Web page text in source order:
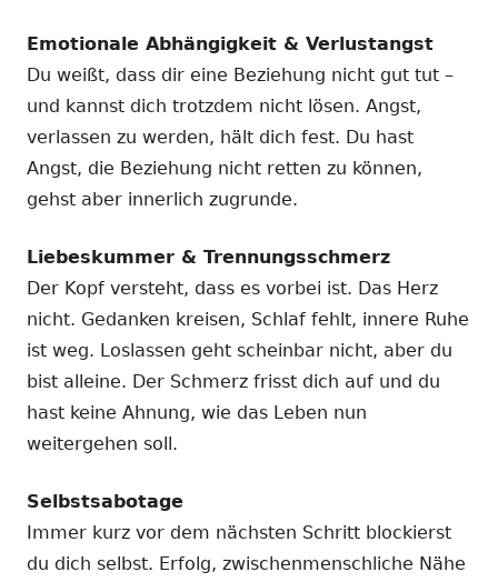
Emotionale Abhängigkeit & Verlustangst
Du weißt, dass dir eine Beziehung nicht gut tut –
und kannst dich trotzdem nicht lösen. Angst,
verlassen zu werden, hält dich fest. Du hast
Angst, die Beziehung nicht retten zu können,
gehst aber innerlich zugrunde.
Liebeskummer & Trennungsschmerz
Der Kopf versteht, dass es vorbei ist. Das Herz
nicht. Gedanken kreisen, Schlaf fehlt, innere Ruhe
ist weg. Loslassen geht scheinbar nicht, aber du
bist alleine. Der Schmerz frisst dich auf und du
hast keine Ahnung, wie das Leben nun
weitergehen soll.
Selbstsabotage
Immer kurz vor dem nächsten Schritt blockierst
du dich selbst. Erfolg, zwischenmenschliche Nähe